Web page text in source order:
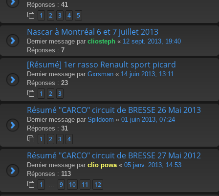
Réponses : 41
1 2 3 4 5
Nascar à Montréal 6 et 7 juillet 2013
Dernier message par cliosteph « 12 sept. 2013, 19:40
Réponses : 7
[Résumé] 1er rasso Renault sport picard
Dernier message par Gxrsman « 14 juin 2013, 13:11
Réponses : 23
1 2 3
Résumé "CARCO" circuit de BRESSE 26 Mai 2013
Dernier message par Spildoom « 01 juin 2013, 07:24
Réponses : 31
1 2 3 4
Résumé "CARCO" circuit de BRESSE 27 Mai 2012
Dernier message par clio powa « 05 janv. 2013, 14:53
Réponses : 113
1 9 10 11 12